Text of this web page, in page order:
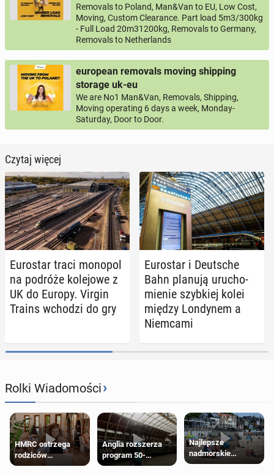
Removals to Poland, Man&Van to EU, Low Cost,
Moving, Custom Clearance. Part load 5m3/300kg
- Full Load 20m31200kg, Removals to Germany,
Removals to Netherlands
european removals moving shipping
storage uk-eu
We are No1 Man&Van, Removals, Shipping,
Moving operating 6 days a week, Monday-
Saturday, Door to Door.
Czytaj więcej
Eu­ro­star traci monopol
na podróże ko­le­jo­we z
UK do Europy. Virgin
Trains wchodzi do gry
Eu­ro­star i Deut­sche
Bahn planują uru­cho­
mie­nie szyb­kiej kolei
między Lon­dy­nem a
Niem­ca­mi
Rolki Wiadomości›
HMRC ostrzega
rodziców
pobierających Child
Anglia rozszerza
program 50-
procentowych
Najlepsze
nadmorskie
miasteczko blisko